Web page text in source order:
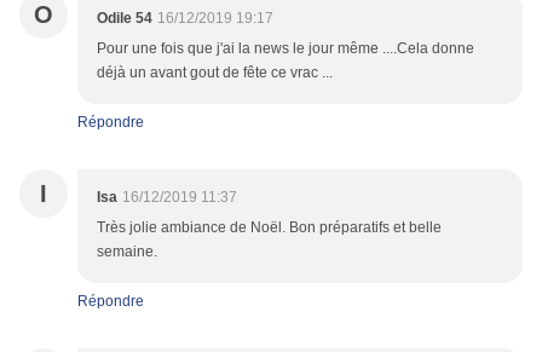
O Odile 54 16/12/2019 19:17
Pour une fois que j'ai la news le jour même ....Cela donne
déjà un avant gout de fête ce vrac ...
Répondre
I Isa 16/12/2019 11:37
Très jolie ambiance de Noël. Bon préparatifs et belle
semaine.
Répondre